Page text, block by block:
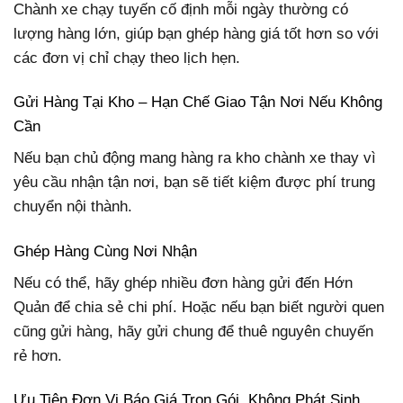
Chành xe chạy tuyến cố định mỗi ngày thường có
lượng hàng lớn, giúp bạn ghép hàng giá tốt hơn so với
các đơn vị chỉ chạy theo lịch hẹn.
Gửi Hàng Tại Kho – Hạn Chế Giao Tận Nơi Nếu Không
Cần
Nếu bạn chủ động mang hàng ra kho chành xe thay vì
yêu cầu nhận tận nơi, bạn sẽ tiết kiệm được phí trung
chuyển nội thành.
Ghép Hàng Cùng Nơi Nhận
Nếu có thể, hãy ghép nhiều đơn hàng gửi đến Hớn
Quản để chia sẻ chi phí. Hoặc nếu bạn biết người quen
cũng gửi hàng, hãy gửi chung để thuê nguyên chuyến
rẻ hơn.